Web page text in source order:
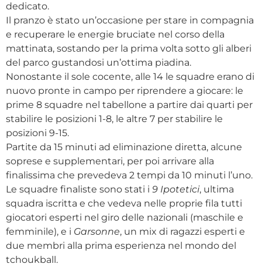
dedicato.
Il pranzo è stato un’occasione per stare in compagnia
e recuperare le energie bruciate nel corso della
mattinata, sostando per la prima volta sotto gli alberi
del parco gustandosi un’ottima piadina.
Nonostante il sole cocente, alle 14 le squadre erano di
nuovo pronte in campo per riprendere a giocare: le
prime 8 squadre nel tabellone a partire dai quarti per
stabilire le posizioni 1-8, le altre 7 per stabilire le
posizioni 9-15.
Partite da 15 minuti ad eliminazione diretta, alcune
soprese e supplementari, per poi arrivare alla
finalissima che prevedeva 2 tempi da 10 minuti l’uno.
Le squadre finaliste sono stati i 9 Ipotetici, ultima
squadra iscritta e che vedeva nelle proprie fila tutti
giocatori esperti nel giro delle nazionali (maschile e
femminile), e i Garsonne, un mix di ragazzi esperti e
due membri alla prima esperienza nel mondo del
tchoukball.